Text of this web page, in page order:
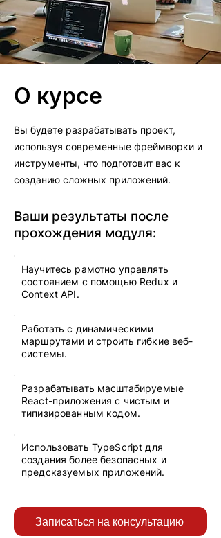
О курсе
Вы будете разрабатывать проект,
используя современные фреймворки и
инструменты, что подготовит вас к
созданию сложных приложений.
Ваши результаты после
прохождения модуля:
Научитесь рамотно управлять
состоянием с помощью Redux и
Context API.
Работать с динамическими
маршрутами и строить гибкие веб-
системы.
Разрабатывать масштабируемые
React-приложения с чистым и
типизированным кодом.
Использовать TypeScript для
создания более безопасных и
предсказуемых приложений.
Записаться на консультацию